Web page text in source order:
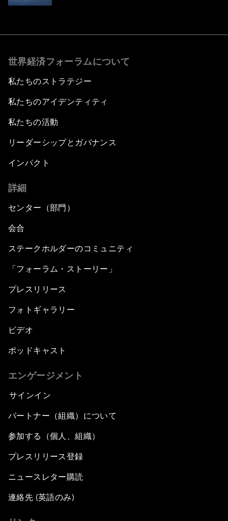
世界経済フォーラムについて
私たちのストラテジー
私たちのアイデンティティ
私たちの活動
リーダーシップとガバナンス
インパクト
詳細
センター（部門）
会合
ステークホルダーのコミュニティ
「フォーラム・ストーリー」
プレスリリース
フォトギャラリー
ビデオ
ポッドキャスト
エンゲージメント
サインイン
パートナー（組織）について
参加する（個人、組織）
プレスリリース登録
ニュースレター購読
連絡先 (英語のみ)